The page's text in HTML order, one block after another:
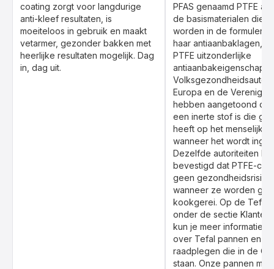
coating zorgt voor langdurige
anti-kleef resultaten, is
moeiteloos in gebruik en maakt
vetarmer, gezonder bakken met
heerlijke resultaten mogelijk. Dag
in, dag uit.
PFAS genaamd PTFE
de basismaterialen die
worden in de
haar antiaanbaklagen,
PTFE uitzonderlijke
Europa en de
hebben aangetoond dat
een inerte stof is die
heeft op het menselijk
wanneer het wordt
Dezelfde autoriteiten
bevestigd dat PTFE-
geen gezondheidsrisico
wanneer ze worden
kookgerei. Op de Tefal
onder de sectie
kun je meer informatie
over Tefal pannen en
raadplegen die in de
staan. Onze pannen met